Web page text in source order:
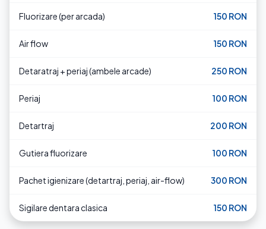
Fluorizare (per arcada) 150 RON
Air flow 150 RON
Detaratraj + periaj (ambele arcade) 250 RON
Periaj 100 RON
Detartraj 200 RON
Gutiera fluorizare 100 RON
Pachet igienizare (detartraj, periaj, air-flow) 300 RON
Sigilare dentara clasica 150 RON